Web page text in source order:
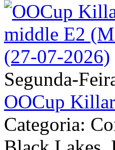
Segunda-
OOCup
Categoria: